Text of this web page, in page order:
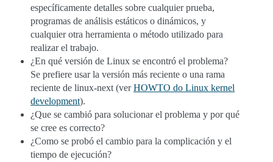
específicamente detalles sobre cualquier prueba,
programas de análisis estáticos o dinámicos, y
cualquier otra herramienta o método utilizado para
realizar el trabajo.
¿En qué versión de Linux se encontró el problema?
Se prefiere usar la versión más reciente o una rama
reciente de linux-next (verHOWTO do Linux kernel
development).
¿Que se cambió para solucionar el problema y por qué
se cree es correcto?
¿Como se probó el cambio para la complicación y el
tiempo de ejecución?